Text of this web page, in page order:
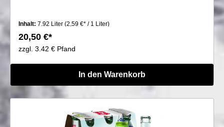
Inhalt: 7.92 Liter (2,59 €* / 1 Liter)
20,50 €*
zzgl. 3.42 € Pfand
In den Warenkorb